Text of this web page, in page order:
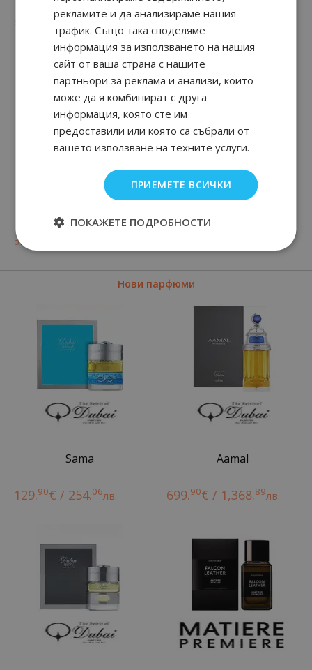
от 36€ / 35.91 лв. 18.36
от 17.
Нови парфюми
Sama
129.90€ / 254.06лв.
Aamal
699.90€ / 1,368.89лв.
рекламите и да анализираме нашия
трафик. Също така споделяме
информация за използването на нашия
сайт от ваша страна с нашите
партньори за реклама и анализи, които
може да я комбинират с друга
информация, която сте им
предоставили или която са събрали от
вашето използване на техните услуги.
ПРИЕМЕТЕ ВСИЧКИ
ПОКАЖЕТЕ ПОДРОБНОСТИ